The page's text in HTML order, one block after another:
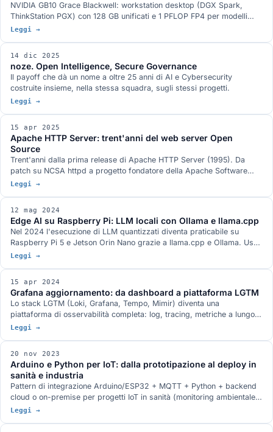
NVIDIA GB10 Grace Blackwell: workstation desktop (DGX Spark,
ThinkStation PGX) con 128 GB unificati e 1 PFLOP FP4 per modelli
fino a 200B on-premise.
Leggi →
14 dic 2025
noze. Open Intelligence, Secure Governance
Il payoff che dà un nome a oltre 25 anni di AI e Cybersecurity
costruite insieme, nella stessa squadra, sugli stessi progetti.
Leggi →
15 apr 2025
Apache HTTP Server: trent'anni del web server Open
Source
Trent'anni dalla prima release di Apache HTTP Server (1995). Da
patch su NCSA httpd a progetto fondatore della Apache Software
Foundation: HTTP/2, event MPM, mod_proxy e la sfida di Nginx.
Leggi →
12 mag 2024
Edge AI su Raspberry Pi: LLM locali con Ollama e llama.cpp
Nel 2024 l'esecuzione di LLM quantizzati diventa praticabile su
Raspberry Pi 5 e Jetson Orin Nano grazie a llama.cpp e Ollama. Uso
tipico: assistenti vocali offline, sensoristica con NLP, classificazione
Leggi →
15 apr 2024
Grafana aggiornamento: da dashboard a piattaforma LGTM
Lo stack LGTM (Loki, Grafana, Tempo, Mimir) diventa una
piattaforma di osservabilità completa: log, tracing, metriche a lungo
termine con architettura orizzontalmente scalabile.
Leggi →
20 nov 2023
Arduino e Python per IoT: dalla prototipazione al deploy in
sanità e industria
Pattern di integrazione Arduino/ESP32 + MQTT + Python + backend
cloud o on-premise per progetti IoT in sanità (monitoring ambientale,
telemedicina domiciliare) e industria (monitoraggio macchine,
Leggi →